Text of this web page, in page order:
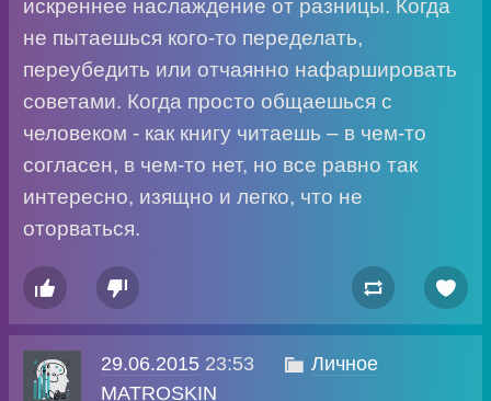
искреннее наслаждение от разницы. Когда
не пытаешься кого-то переделать,
переубедить или отчаянно нафаршировать
советами. Когда просто общаешься с
человеком - как книгу читаешь – в чем-то
согласен, в чем-то нет, но все равно так
интересно, изящно и легко, что не
оторваться.
   
29.06.201523:53  Личное
MATROSKIN